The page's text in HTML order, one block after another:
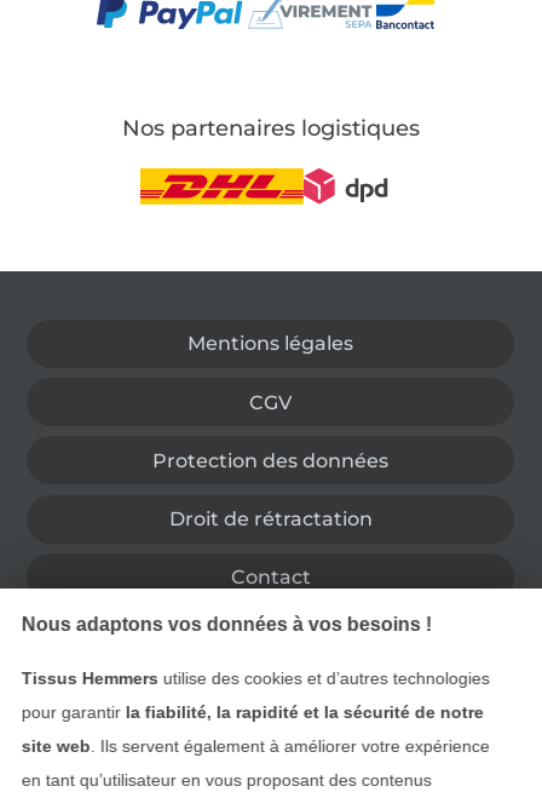
Nos partenaires logistiques
Mentions légales
CGV
Protection des données
Droit de rétractation
Contact
Trouvez plus d’idées
Nous adaptons vos données à vos besoins !
Tissus Hemmers utilise des cookies et d’autres technologies
pour garantir la fiabilité, la rapidité et la sécurité de notre
site web . Ils servent également à améliorer votre expérience
en tant qu’utilisateur en vous proposant des contenus